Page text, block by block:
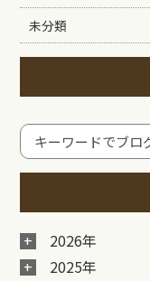
未分類
2026年
2025年